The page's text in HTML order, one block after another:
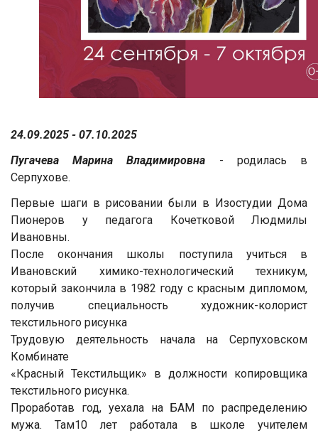
24.09.2025 - 07.10.2025
Пугачева Марина Владимировна - родилась в
Серпухове.
Первые шаги в рисовании были в Изостудии Дома
Пионеров у педагога Кочетковой Людмилы
Ивановны.
После окончания школы поступила учиться в
Ивановский химико-технологический техникум,
который закончила в 1982 году с красным дипломом,
получив специальность художник-колорист
текстильного рисунка
Трудовую деятельность начала на Серпуховском
Комбинате
«Красный Текстильщик» в должности копировщика
текстильного рисунка.
Проработав год, уехала на БАМ по распределению
мужа. Там10 лет работала в школе учителем